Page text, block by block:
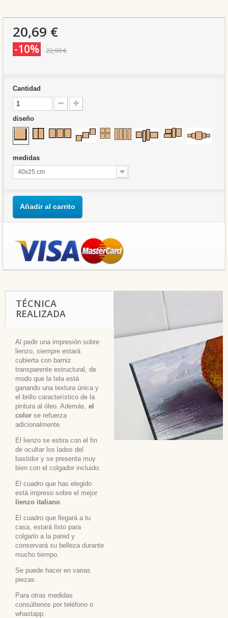
20,69 €
-10% 22,99 €
Cantidad
diseño
medidas
40x25 cm
Añadir al carrito
TÉCNICA
REALIZADA
Al pedir una impresión sobre
lienzo, siempre estará
cubierta con barniz
transparente estructural, de
modo que la tela está
ganando una textura única y
el brillo característico de la
pintura al óleo. Además, el
color se refuerza
adicionalmente.
El lienzo se estira con el fin
de ocultar los lados del
bastidor y se presenta muy
bien con el colgador incluido.
El cuadro que has elegido
está impreso sobre el mejor
lienzo italiano
El cuadro que llegará a tu
casa, estará listo para
colgarlo a la pared y
conservará su belleza durante
mucho tiempo.
Se puede hacer en varias
piezas.
Para otras medidas
consúltenos por teléfono o
whastapp.